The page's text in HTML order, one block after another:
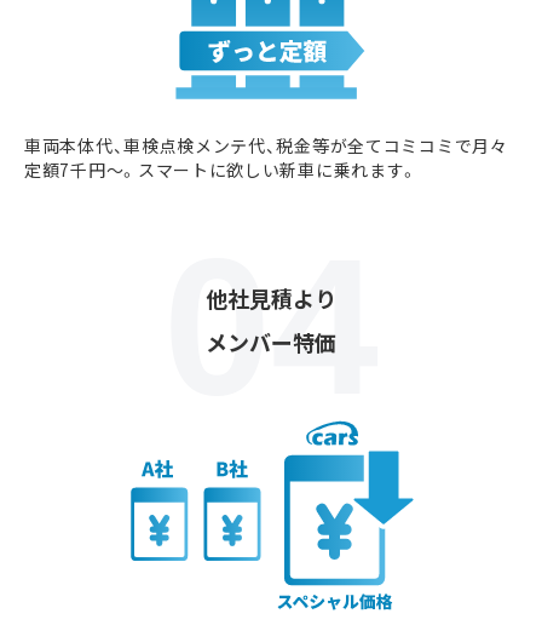
車両本体代、車検点検メンテ代、税金等が全てコミコミで月々
定額7千円〜。スマートに欲しい新車に乗れます。
他社見積より
メンバー特価